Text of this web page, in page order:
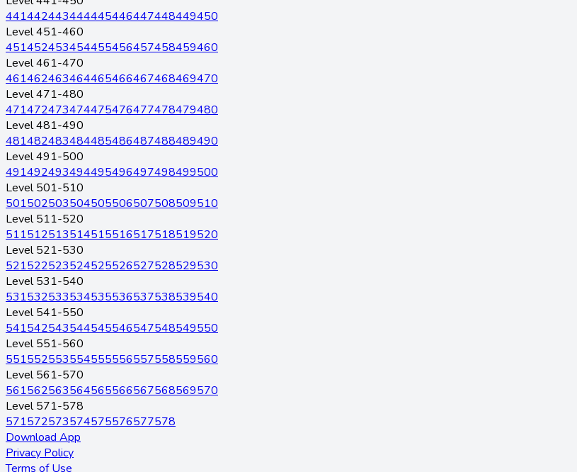
441442443444445446447448449450
Level 451-460
451452453454455456457458459460
Level 461-470
461462463464465466467468469470
Level 471-480
471472473474475476477478479480
Level 481-490
481482483484485486487488489490
Level 491-500
491492493494495496497498499500
Level 501-510
501502503504505506507508509510
Level 511-520
511512513514515516517518519520
Level 521-530
521522523524525526527528529530
Level 531-540
531532533534535536537538539540
Level 541-550
541542543544545546547548549550
Level 551-560
551552553554555556557558559560
Level 561-570
561562563564565566567568569570
Level 571-578
571572573574575576577578
Download App
Privacy Policy
Terms of Use